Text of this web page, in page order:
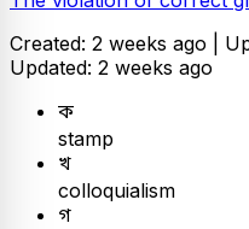
Created: 2 weeks ago |
Updated: 2 weeks ago
ক
stamp
খ
colloquialism
গ